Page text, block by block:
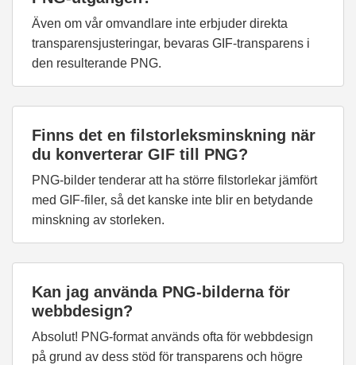
Även om vår omvandlare inte erbjuder direkta
transparensjusteringar, bevaras GIF-transparens i
den resulterande PNG.
Finns det en filstorleksminskning när
du konverterar GIF till PNG?
PNG-bilder tenderar att ha större filstorlekar jämfört
med GIF-filer, så det kanske inte blir en betydande
minskning av storleken.
Kan jag använda PNG-bilderna för
webbdesign?
Absolut! PNG-format används ofta för webbdesign
på grund av dess stöd för transparens och högre